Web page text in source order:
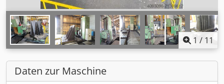
1 / 11
Daten zur Maschine